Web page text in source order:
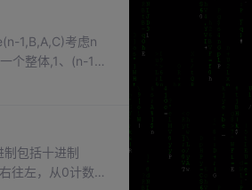
1,B,A,C)考虑n
个整体,1、(n-1)
型复杂的问题层
包括十进制
往左，从0计数）